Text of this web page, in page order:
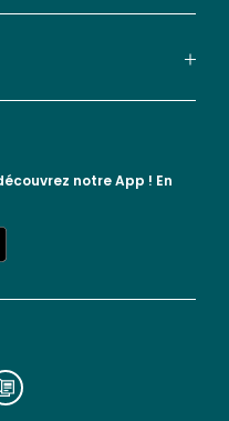
le blog la redoute
notre App ! En